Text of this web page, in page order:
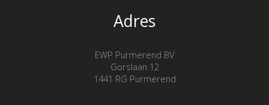
Adres
EWP Purmerend BV
Gorslaan 12
1441 RG Purmerend